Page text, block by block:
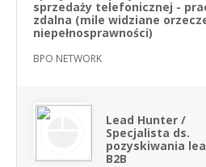
sprzedaży telefonicznej -
zdalna (mile widziane
niepełnosprawności)
BPO NETWORK
Lead Hunter /
Specjalista ds.
pozyskiwania
B2B